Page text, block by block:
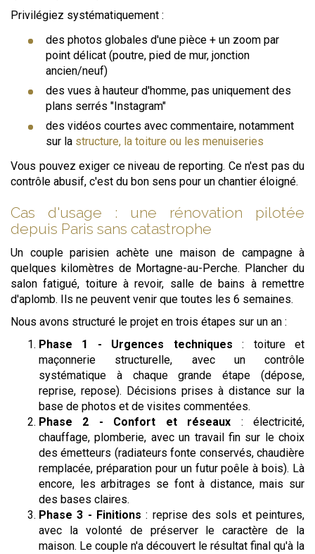
Privilégiez systématiquement :
des photos globales d'une pièce + un zoom par
point délicat (poutre, pied de mur, jonction
ancien/neuf)
des vues à hauteur d'homme, pas uniquement des
plans serrés "Instagram"
des vidéos courtes avec commentaire, notamment
sur la structure, la toiture ou les menuiseries
Vous pouvez exiger ce niveau de reporting. Ce n'est pas du
contrôle abusif, c'est du bon sens pour un chantier éloigné.
Cas d'usage : une rénovation pilotée
depuis Paris sans catastrophe
Un couple parisien achète une maison de campagne à
quelques kilomètres de Mortagne-au-Perche. Plancher du
salon fatigué, toiture à revoir, salle de bains à remettre
d'aplomb. Ils ne peuvent venir que toutes les 6 semaines.
Nous avons structuré le projet en trois étapes sur un an :
Phase 1 - Urgences techniques : toiture et
maçonnerie structurelle, avec un contrôle
systématique à chaque grande étape (dépose,
reprise, repose). Décisions prises à distance sur la
base de photos et de visites commentées.
Phase 2 - Confort et réseaux : électricité,
chauffage, plomberie, avec un travail fin sur le choix
des émetteurs (radiateurs fonte conservés, chaudière
remplacée, préparation pour un futur poêle à bois). Là
encore, les arbitrages se font à distance, mais sur
des bases claires.
Phase 3 - Finitions : reprise des sols et peintures,
avec la volonté de préserver le caractère de la
maison. Le couple n'a découvert le résultat final qu'à la